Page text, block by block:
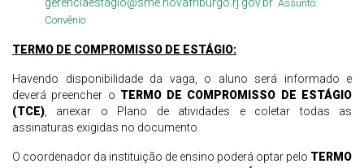
Assunto:
Convênio
TERMO DE COMPROMISSO DE ESTÁGIO:
Havendo disponibilidade da vaga, o aluno será informado e
deverá preencher o TERMO DE COMPROMISSO DE ESTÁGIO
(TCE) , anexar o Plano de atividades e coletar todas as
assinaturas exigidas no documento.
O coordenador da instituição de ensino poderá optar pelo TERMO